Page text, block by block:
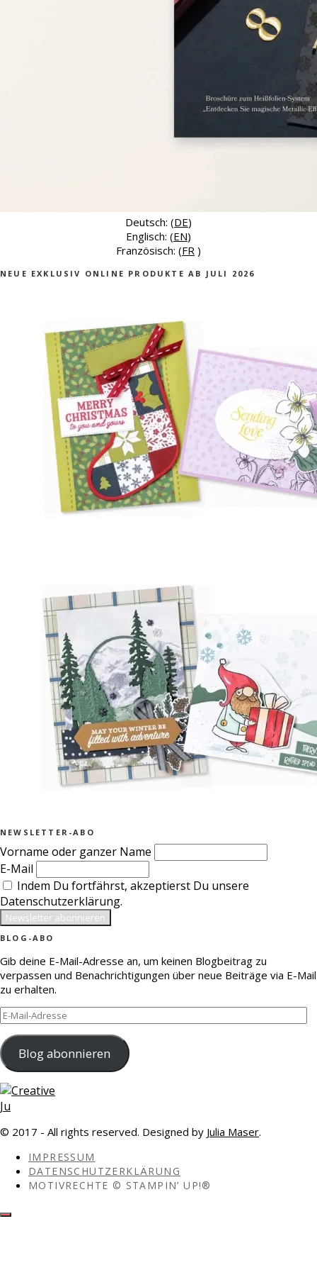
Deutsch: (DE)
Englisch: (EN)
Französisch: (FR )
NEUE EXKLUSIV ONLINE PRODUKTE AB JULI 2026
NEWSLETTER-ABO
Vorname oder ganzer Name
E-Mail
Indem Du fortfährst, akzeptierst Du unsere
Datenschutzerklärung.
BLOG-ABO
Gib deine E-Mail-Adresse an, um keinen Blogbeitrag zu
verpassen und Benachrichtigungen über neue Beiträge via E-Mail
zu erhalten.
E-
Mail-
Adresse
Blog abonnieren
© 2017 - All rights reserved. Designed by Julia Maser.
IMPRESSUM
DATENSCHUTZERKLÄRUNG
MOTIVRECHTE © STAMPIN’ UP!®